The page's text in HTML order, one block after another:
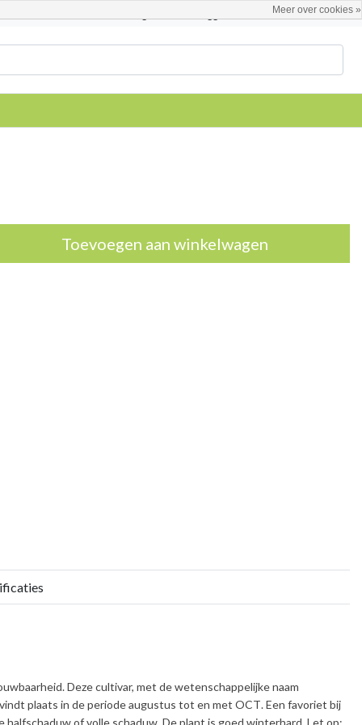
Nederlands
Toevoegen aan winkelwagen
Deze cultivar, met de wetenschappelijke naam
plaats in de periodeaugustus tot en met OCT. Een favoriet bij
of volle schaduw. De plant is goed winterhard . Let op:
Meer over cookies »